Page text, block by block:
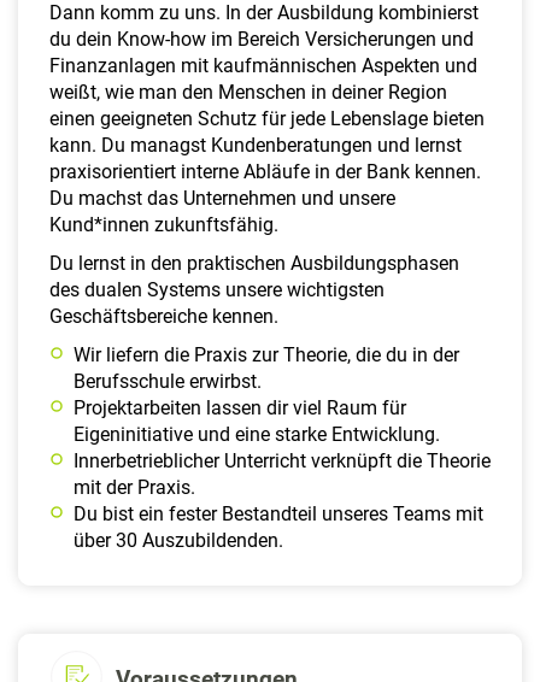
Dann komm zu uns. In der Ausbildung kombinierst
du dein Know-how im Bereich Versicherungen und
Finanzanlagen mit kaufmännischen Aspekten und
weißt, wie man den Menschen in deiner Region
einen geeigneten Schutz für jede Lebenslage bieten
kann. Du managst Kundenberatungen und lernst
praxisorientiert interne Abläufe in der Bank kennen.
Du machst das Unternehmen und unsere
Kund*innen zukunftsfähig.
Du lernst in den praktischen Ausbildungsphasen
des dualen Systems unsere wichtigsten
Geschäftsbereiche kennen.
Wir liefern die Praxis zur Theorie, die du in der
Berufsschule erwirbst.
Projektarbeiten lassen dir viel Raum für
Eigeninitiative und eine starke Entwicklung.
Innerbetrieblicher Unterricht verknüpft die Theorie
mit der Praxis.
Du bist ein fester Bestandteil unseres Teams mit
über 30 Auszubildenden.